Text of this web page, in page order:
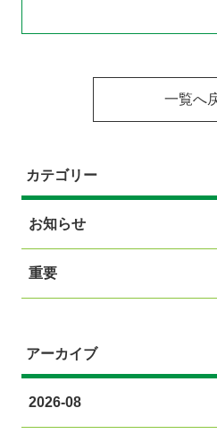
一覧へ
カテゴリー
お知らせ
重要
アーカイブ
2026-08